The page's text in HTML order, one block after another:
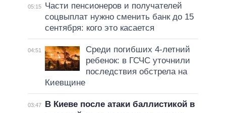
05:15
Части пенсионеров и получателей
соцвыплат нужно сменить банк до 15
сентября: кого это касается
04:51
Среди погибших 4-летний
ребенок: в ГСЧС уточнили
последствия обстрела на
Киевщине
03:47
В Киеве после атаки баллистикой в